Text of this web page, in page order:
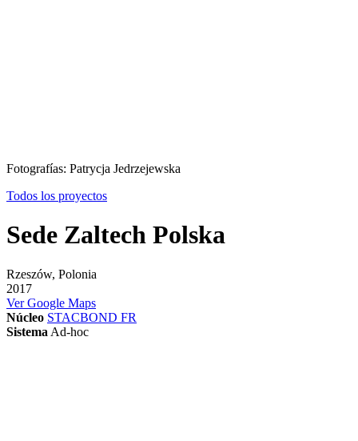
Fotografías: Patrycja Jedrzejewska
Todos los proyectos
Sede Zaltech Polska
Rzeszów, Polonia
2017
Ver Google Maps
Núcleo STACBOND FR
Sistema Ad-hoc